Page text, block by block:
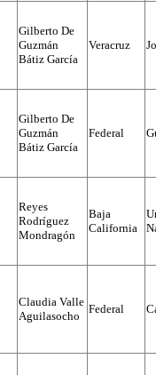
Gilberto De
Guzmán
Bátiz García
Veracruz
Gilberto De
Guzmán
Bátiz García
Federal
Reyes
Rodríguez
Mondragón
Baja
California
Claudia Valle
Aguilasocho
Federal